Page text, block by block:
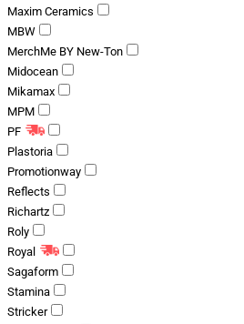
Maxim Ceramics
MBW
MerchMe BY New-Ton
Midocean
Mikamax
MPM
PF
Plastoria
Promotionway
Reflects
Richartz
Roly
Royal
Sagaform
Stamina
Stricker